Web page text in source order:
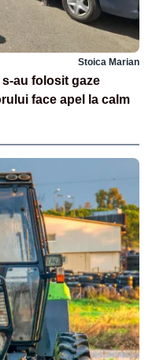
Stoica Marian
au folosit gaze
face apel la calm